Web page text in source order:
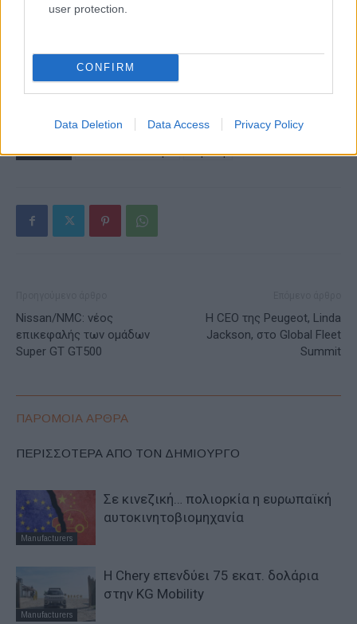
user protection.
CONFIRM
Data Deletion Data Access Privacy Policy
Alpha Bank: Για πρώτη φορά το Αρχαίο Θέατρο Επιδαύρου
άνοιξε τις πύλες του σε όλους
ΕΤΙΚΕΤΕΣ Honda Motor Europe Ευρώπη
Nissan/NMC: νέος
επικεφαλής των ομάδων
Super GT GT500
Η CEO της Peugeot, Linda
Jackson, στο Global Fleet
Summit
ΠΑΡΟΜΟΙΑ ΑΡΘΡΑ
ΠΕΡΙΣΣΟΤΕΡΑ ΑΠΟ ΤΟΝ ΔΗΜΙΟΥΡΓΟ
Manufacturers
Σε κινεζική… πολιορκία η ευρωπαϊκή
αυτοκινητοβιομηχανία
Manufacturers
Η Chery επενδύει 75 εκατ. δολάρια
στην KG Mobility